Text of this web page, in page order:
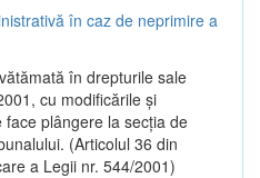
în caz de neprimire a
în drepturile sale
cu modificările şi
plângere la secţia de
(Articolul 36 din
a Legii nr. 544/2001)